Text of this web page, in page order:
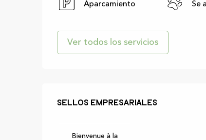
Aparcamiento Se
Ver todos los servicios
Oferta de
Sellos empresariales
Sellos empresariales
Bienvenue à la